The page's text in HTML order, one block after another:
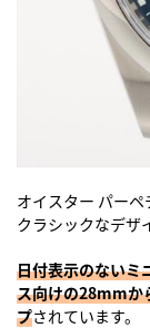
オイスター パー
クラシックなデザ
日付表示のないミ
ス向けの28mmか
プされています。